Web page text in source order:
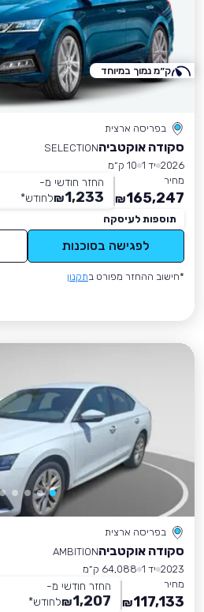
בפריסה ארצית
סקודה אוקטביהSELECTION
2026 יד 1
10 ק״מ
מחיר
165,247
₪
החזר חודשי מ-
1,233
₪לחודש*
תוספות לעיסקה
לפגישה בסוכנות
*חישוב ההחזר מפורט בתקנון
ק״מ נמוך במיוחד
בפריסה ארצית
סקודה אוקטביהAMBITION
2023 יד 1
64,088 ק״מ
מחיר
117,133
₪
החזר חודשי מ-
1,207
₪לחודש*